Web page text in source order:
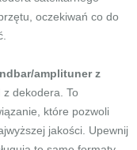
oczekiwań co do
amplituner z
z dekodera. To
które pozwoli
jakości. Upewnij